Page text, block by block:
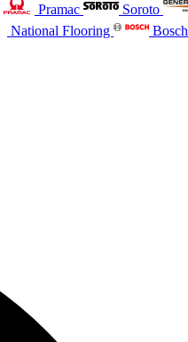
Pramac Soroto
National Flooring Bosch